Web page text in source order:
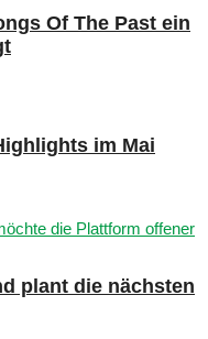
Of The Past ein
im Mai
plant die nächsten